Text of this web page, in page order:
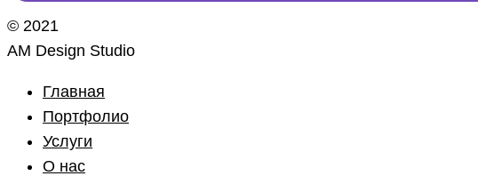
© 2021
AM Design Studio
Главная
Портфолио
Услуги
О нас